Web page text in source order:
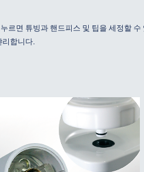
르면 튜빙과 핸드피스 및 팁을 세정할 수
리합니다.